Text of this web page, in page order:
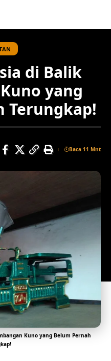
di Balik
yang
Terungkap!
Baca 11 Mnt
Kuno yang Belum Pernah